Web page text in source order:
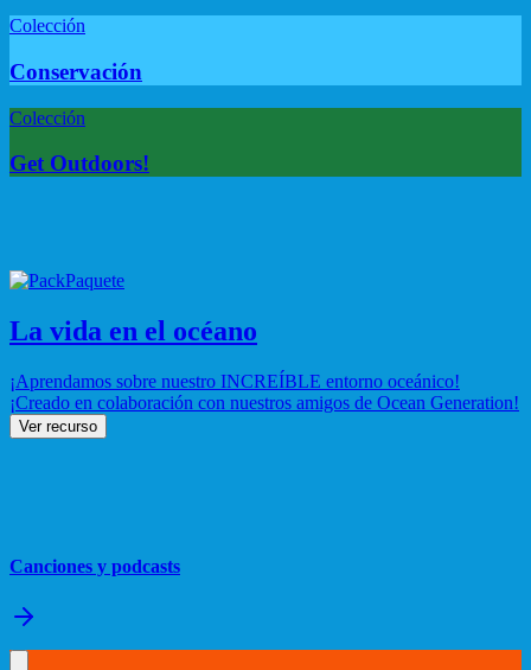
Colección
Conservación
Colección
Get Outdoors!
Paquete
La vida en el océano
¡Aprendamos sobre nuestro INCREÍBLE entorno oceánico!
¡Creado en colaboración con nuestros amigos de Ocean Generation!
Ver recurso
Canciones y podcasts